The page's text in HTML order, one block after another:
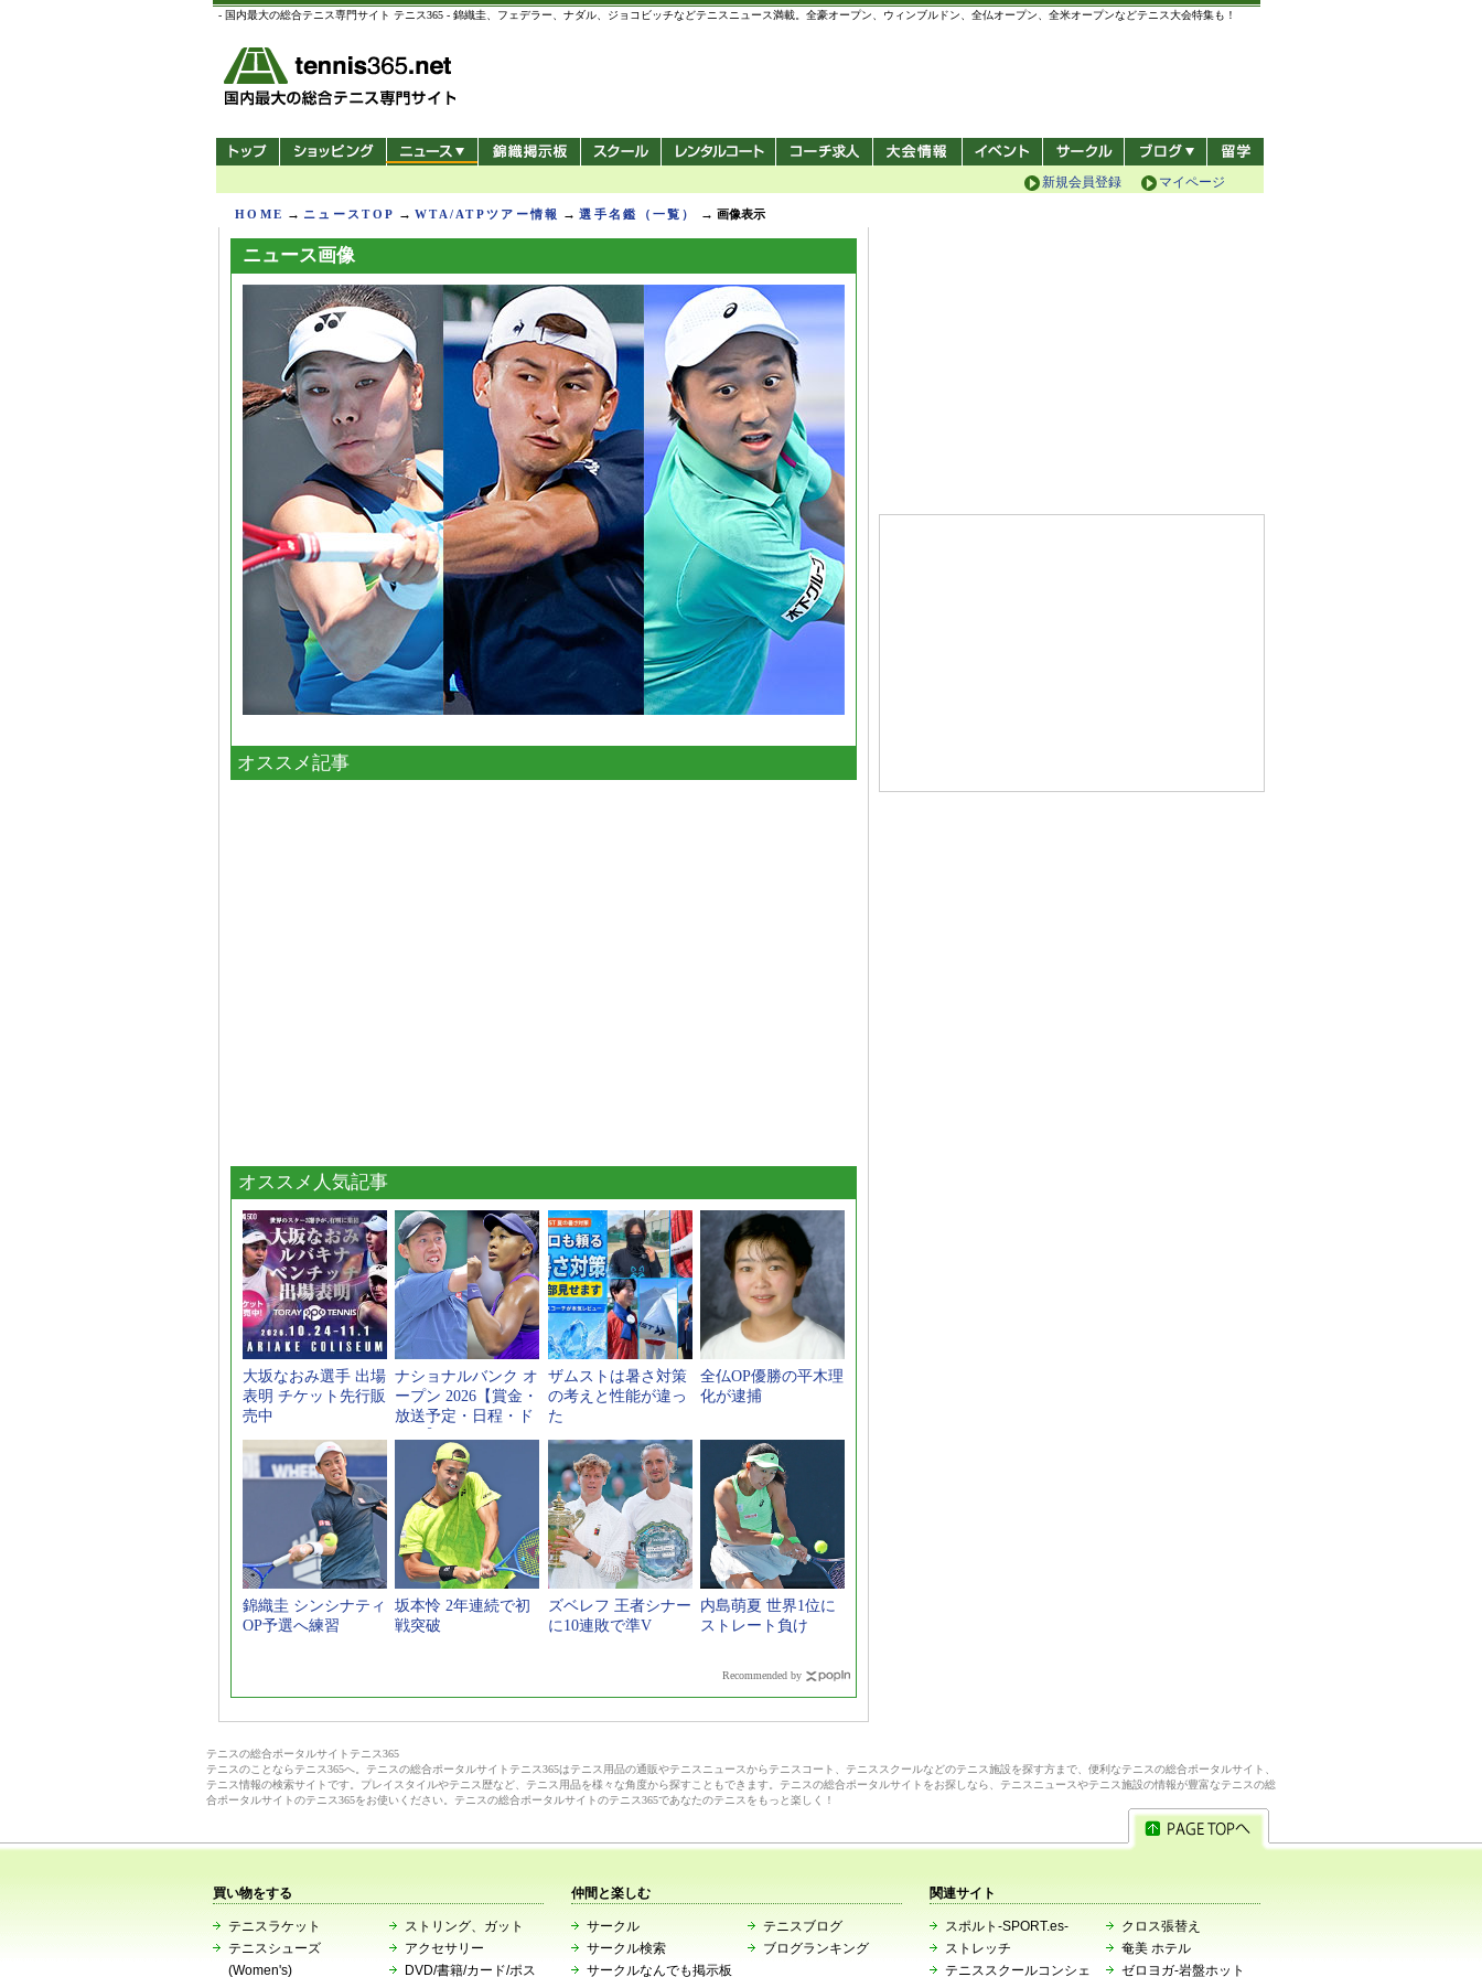
- 国内最大の総合テニス専門サイト テニス365 - 錦織圭、フェデラー、ナダル、ジョコビッチなどテニスニュース満載。全豪オープン、ウィンブルドン、全仏オープン、全米オープンなどテニス大会特集も！
マイページ
新規会員登録
HOME → ニュースTOP →WTA/ATPツアー情報 →選手名鑑（一覧） → 画像表示
ニュース画像
オススメ記事
オススメ人気記事
大坂なおみ選手 出場
表明 チケット先行販
売中
ナショナルバンク オ
ープン 2026【賞金・
放送予定・日程・ド
ロー】
ザムストは暑さ対策
の考えと性能が違っ
た
全仏OP優勝の平木理
化が逮捕
錦織圭 シンシナティ
OP予選へ練習
坂本怜 2年連続で初
戦突破
ズベレフ 王者シナー
に10連敗で準V
内島萌夏 世界1位に
ストレート負け
Recommended by
テニスの総合ポータルサイトテニス365
テニスのことならテニス365へ。テニスの総合ポータルサイトテニス365はテニス用品の通販やテニスニュースからテニスコート、テニススクールなどのテニス施設を探す方まで、便利なテニスの総合ポータルサイト、
テニス情報の検索サイトです。プレイスタイルやテニス歴など、テニス用品を様々な角度から探すこともできます。テニスの総合ポータルサイトをお探しなら、テニスニュースやテニス施設の情報が豊富なテニスの総
合ポータルサイトのテニス365をお使いください。テニスの総合ポータルサイトのテニス365であなたのテニスをもっと楽しく！
買い物をする
テニスラケット
テニスシューズ
(Women's)
ストリング、ガット
アクセサリー
DVD/書籍/カード/ポス
仲間と楽しむ
サークル
サークル検索
サークルなんでも掲示板
テニスブログ
ブログランキング
関連サイト
スポルト-SPORT.es-
ストレッチ
テニススクールコンシェ
クロス張替え
奄美 ホテル
ゼロヨガ-岩盤ホット